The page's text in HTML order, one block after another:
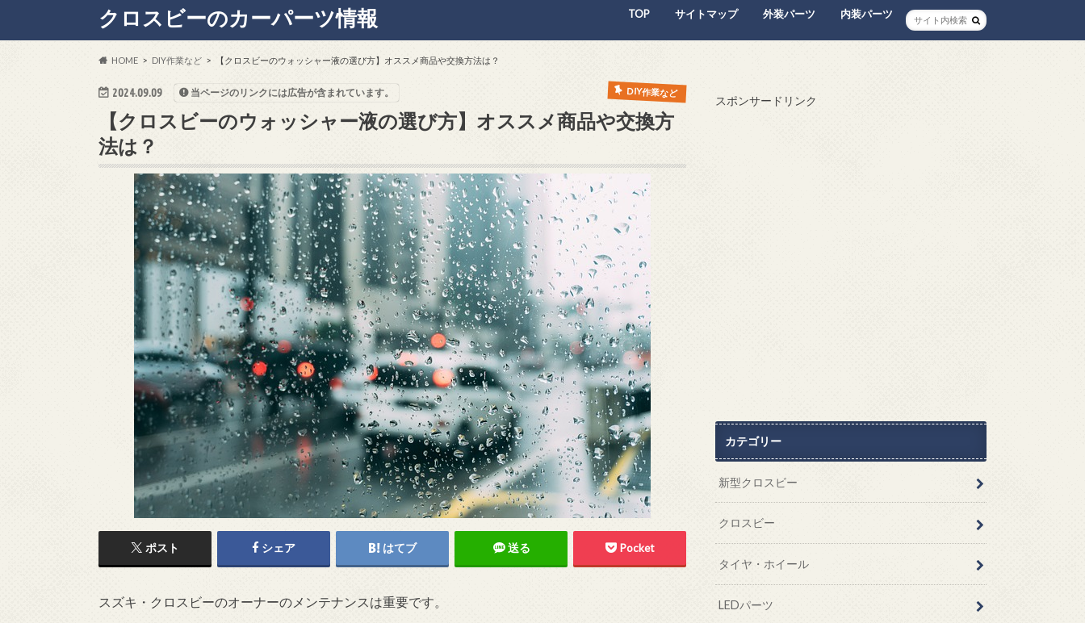
クロスビーのカーパーツ情報 TOP サイトマップ 外装パーツ 内装パーツ
HOME DIY作業など 【クロスビーのウォッシャー液の選び方】オススメ商品や交換方法は？
2024.09.09 DIY作業など
当ページのリンクには広告が含まれています。
【クロスビーのウォッシャー液の選び方】オススメ商品や交換方
法は？
ポスト シェア はてブ 送る Pocket
スズキ・クロスビーのオーナーのメンテナンスは重要です。
スポンサードリンク
カテゴリー
新型クロスビー
クロスビー
タイヤ・ホイール
LEDパーツ